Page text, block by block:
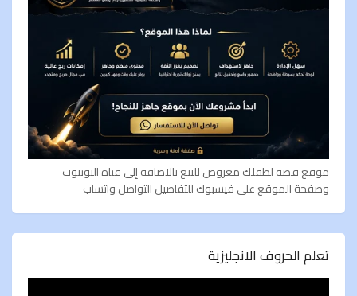
موقع قصة لطفلك معروض للبيع بالاضافة إلى قناة اليوتيوب
وصفحة الموقع على فيسبوك للتفاصيل التواصل واتساب
تعلم الحروف الانجليزية